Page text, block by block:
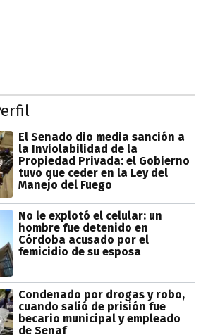
El Senado dio media sanción a
la Inviolabilidad de la
Propiedad Privada: el Gobierno
tuvo que ceder en la Ley del
Manejo del Fuego
No le explotó el celular: un
hombre fue detenido en
Córdoba acusado por el
femicidio de su esposa
Condenado por drogas y robo,
cuando salió de prisión fue
becario municipal y empleado
de Senaf